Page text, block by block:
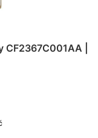
CF2367C001AA |